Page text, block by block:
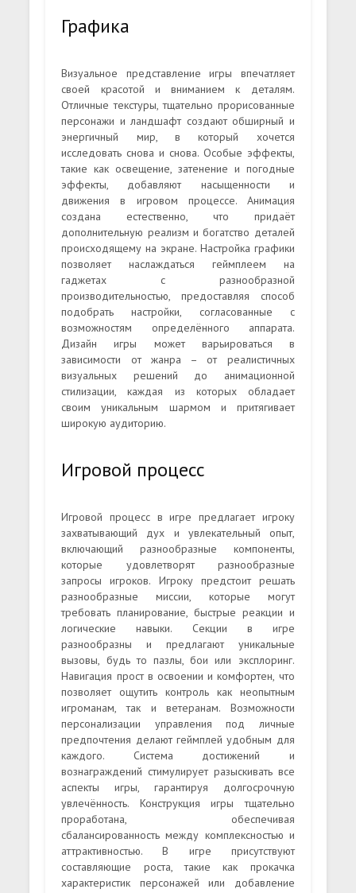
Графика
Визуальное представление игры впечатляет
своей красотой и вниманием к деталям.
Отличные текстуры, тщательно прорисованные
персонажи и ландшафт создают обширный и
энергичный мир, в который хочется
исследовать снова и снова. Особые эффекты,
такие как освещение, затенение и погодные
эффекты, добавляют насыщенности и
движения в игровом процессе. Анимация
создана естественно, что придаёт
дополнительную реализм и богатство деталей
происходящему на экране. Настройка графики
позволяет наслаждаться геймплеем на
гаджетах с разнообразной
производительностью, предоставляя способ
подобрать настройки, согласованные с
возможностям определённого аппарата.
Дизайн игры может варьироваться в
зависимости от жанра – от реалистичных
визуальных решений до анимационной
стилизации, каждая из которых обладает
своим уникальным шармом и притягивает
широкую аудиторию.
Игровой процесс
Игровой процесс в игре предлагает игроку
захватывающий дух и увлекательный опыт,
включающий разнообразные компоненты,
которые удовлетворят разнообразные
запросы игроков. Игроку предстоит решать
разнообразные миссии, которые могут
требовать планирование, быстрые реакции и
логические навыки. Секции в игре
разнообразны и предлагают уникальные
вызовы, будь то пазлы, бои или эксплоринг.
Навигация прост в освоении и комфортен, что
позволяет ощутить контроль как неопытным
игроманам, так и ветеранам. Возможности
персонализации управления под личные
предпочтения делают геймплей удобным для
каждого. Система достижений и
вознаграждений стимулирует разыскивать все
аспекты игры, гарантируя долгосрочную
увлечённость. Конструкция игры тщательно
проработана, обеспечивая
сбалансированность между комплексностью и
аттрактивностью. В игре присутствуют
составляющие роста, такие как прокачка
характеристик персонажей или добавление